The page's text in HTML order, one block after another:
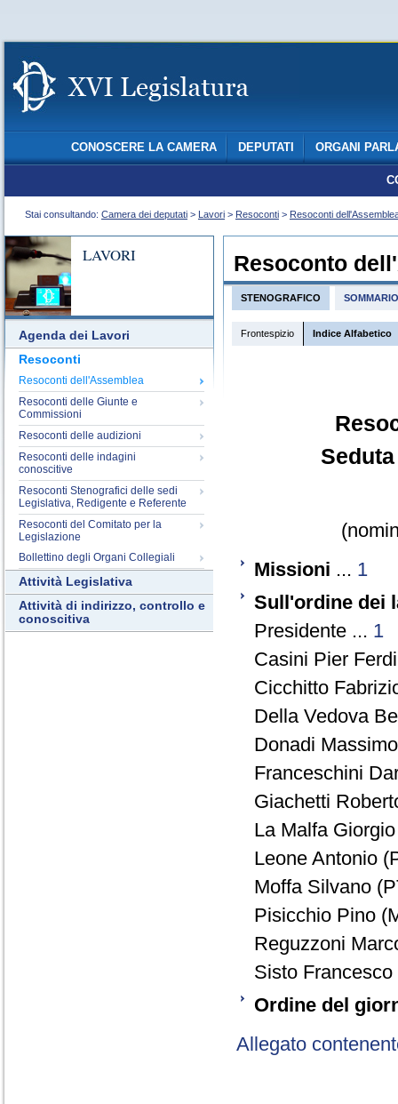
CONOSCERE LA CAMERA DEPUTATI ORGANI
Stai consultando: Camera dei deputati > Lavori > Resoconti > Resoconti
LAVORI
Agenda dei Lavori
Resoconti
Resoconti dell'Assemblea
Resoconti delle Giunte e
Commissioni
Resoconti delle audizioni
Resoconti delle indagini
conoscitive
Resoconti Stenografici delle sedi
Legislativa, Redigente e Referente
Resoconti del Comitato per la
Legislazione
Bollettino degli Organi Collegiali
Attività Legislativa
Attività di indirizzo, controllo e
conoscitiva
Resoconto
STENOGRAFICO SOMMARIO
Frontespizio Indice Alfabetico
Missioni ... 1
Sull'ordine dei
Presidente ... 1
Casini Pier
Cicchitto
Della Vedova
Donadi
Franceschini
Giachetti
La Malfa
Leone Antonio
Moffa Silvano
Pisicchio Pino
Reguzzoni
Sisto
Ordine del
Allegato